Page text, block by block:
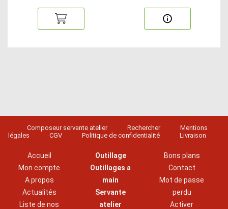
Composeur servante atelier Rechercher
Mentions
légales
CGV Politique de confidentialité Livraison
Accueil
Mon compte
A propos
Actualités
Liste de nos
Outillage
Outillages a
main
Servante
atelier
Bons plans
Contact
Mot de passe
perdu
Activer